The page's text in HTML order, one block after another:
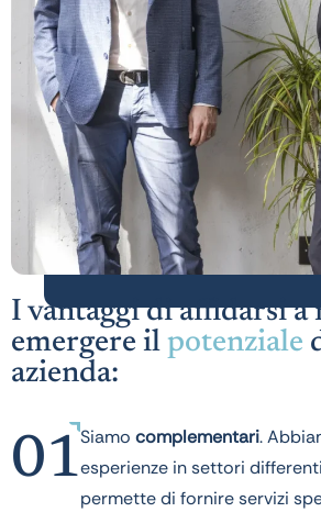
I vantaggi di affidarsi a
emergere il potenziale
azienda:
01Siamocomplementari.
esperienze in settori
permette di fornire servizi